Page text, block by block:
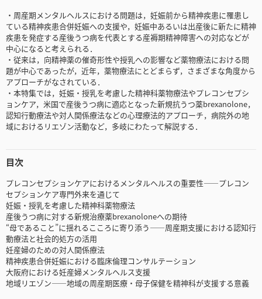
・周産期メンタルヘルスにおける問題は，妊娠前から精神疾患に罹患し
ている精神疾患合併妊娠への支援や，妊娠中あるいは出産後に新たに精神
疾患を発症する産後うつ病を代表とする産褥期精神障害への対応などが
中心になると考えられる．
・従来は，向精神薬の催奇形性や授乳への影響など薬物療法における問
題が中心であったが，近年，薬物療法にとどまらず，さまざまな角度から
アプローチがなされている．
・本特集では，妊娠・授乳を考慮した精神科薬物療法やプレコンセプシ
ョンケア，米国で産後うつ病に適応となった新規抗うつ薬brexanolone，
認知行動療法や対人関係療法などの心理療法的アプローチ，病院外の地
域におけるリエゾン活動など，多岐にわたって解説する．
目次
プレコンセプションケアにおけるメンタルヘルスの重要性――プレコン
セプションケア専門外来を通じて
妊娠・授乳を考慮した精神科薬物療法
産後うつ病に対する新規治療薬brexanoloneへの期待
“母であること”に揺れるこころに寄り添う――周産期支援における認知行
動療法と社会的処方の活用
妊産婦のための対人関係療法
精神疾患合併妊娠における臨床倫理コンサルテーション
大阪府における妊産婦メンタルヘルス支援
地域リエゾン――地域の周産期医療・母子保健を精神科が支援する意義